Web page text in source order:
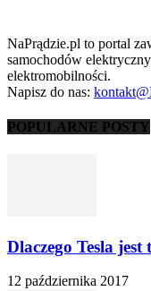
NaPrądzie.pl to portal
samochodów
elektromobilności.
Napisz do nas:
POPULARNE POSTY
Dlaczego Tesla
12 października 2017